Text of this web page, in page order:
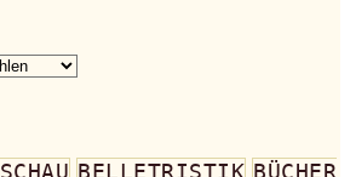
BELLETRISTIK BÜCHER